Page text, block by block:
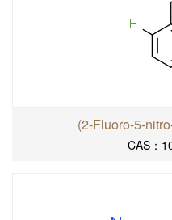
(2-Fluoro-5-
CAS：